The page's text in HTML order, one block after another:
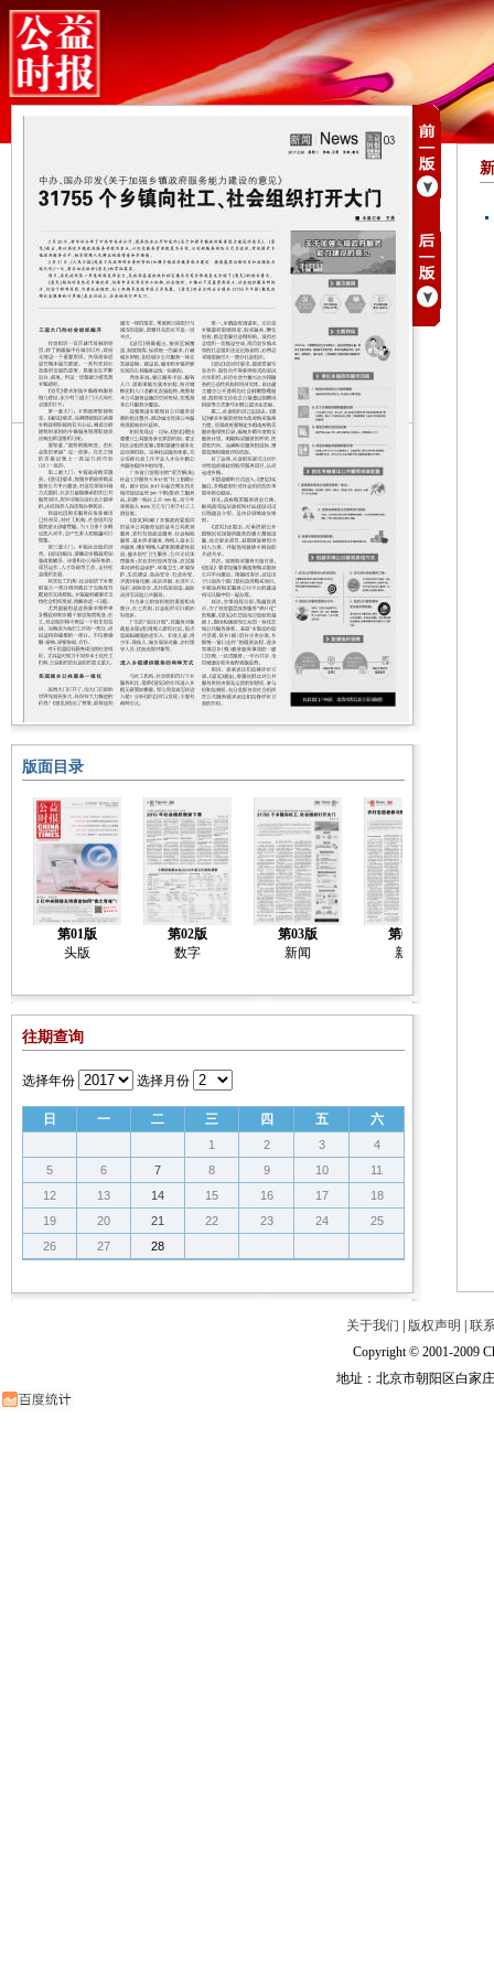
版面目录
第01版
头版
第02版
数字
第03版
新闻
第04版
新闻
往期查询
选择年份 选择月份
日 一 二 三 四 五 六
1 2 3
4
5
6 7 8 9 10
11
12
13 14 15 16 17
18
19
20 21 22 23 24
25
26
27 28
关于我们 版权声明
联
Copyright © 2001-2009
地址：北京市朝阳区白家